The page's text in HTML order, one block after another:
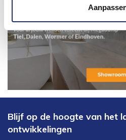
Blijf op de hoogte van het
ontwikkelingen